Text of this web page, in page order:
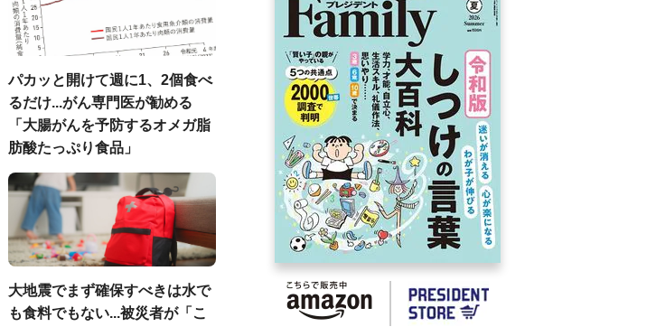
パカッと開けて週に1、2個食べ
るだけ...がん専門医が勧める
「大腸がんを予防するオメガ脂
肪酸たっぷり食品」
大地震でまず確保すべきは水で
も食料でもない...被災者が「こ